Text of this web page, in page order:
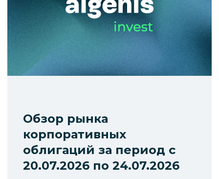
Обзор рынка
корпоративных
облигаций за период с
20.07.2026 по 24.07.2026